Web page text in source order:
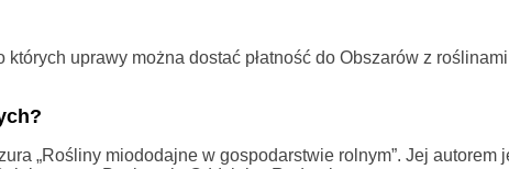
uprawy można dostać płatność do Obszarów z roślinami
„Rośliny miododajne w gospodarstwie rolnym”. Jej autorem